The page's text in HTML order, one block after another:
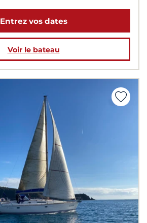
Entrez vos dates
Voir le bateau